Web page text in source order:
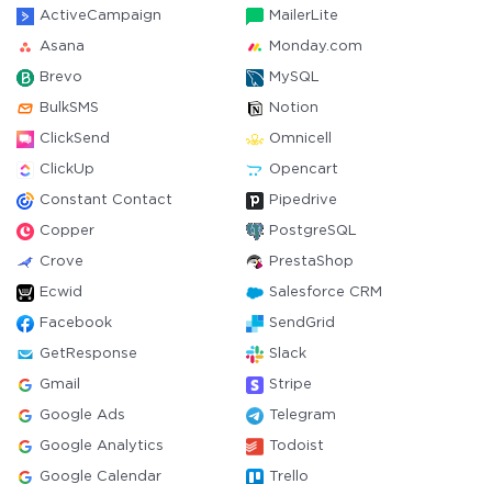
ActiveCampaign MailerLite
Asana Monday.com
Brevo MySQL
BulkSMS Notion
ClickSend Omnicell
ClickUp Opencart
Constant Contact Pipedrive
Copper PostgreSQL
Crove PrestaShop
Ecwid Salesforce CRM
Facebook SendGrid
GetResponse Slack
Gmail Stripe
Google Ads Telegram
Google Analytics Todoist
Google Calendar Trello